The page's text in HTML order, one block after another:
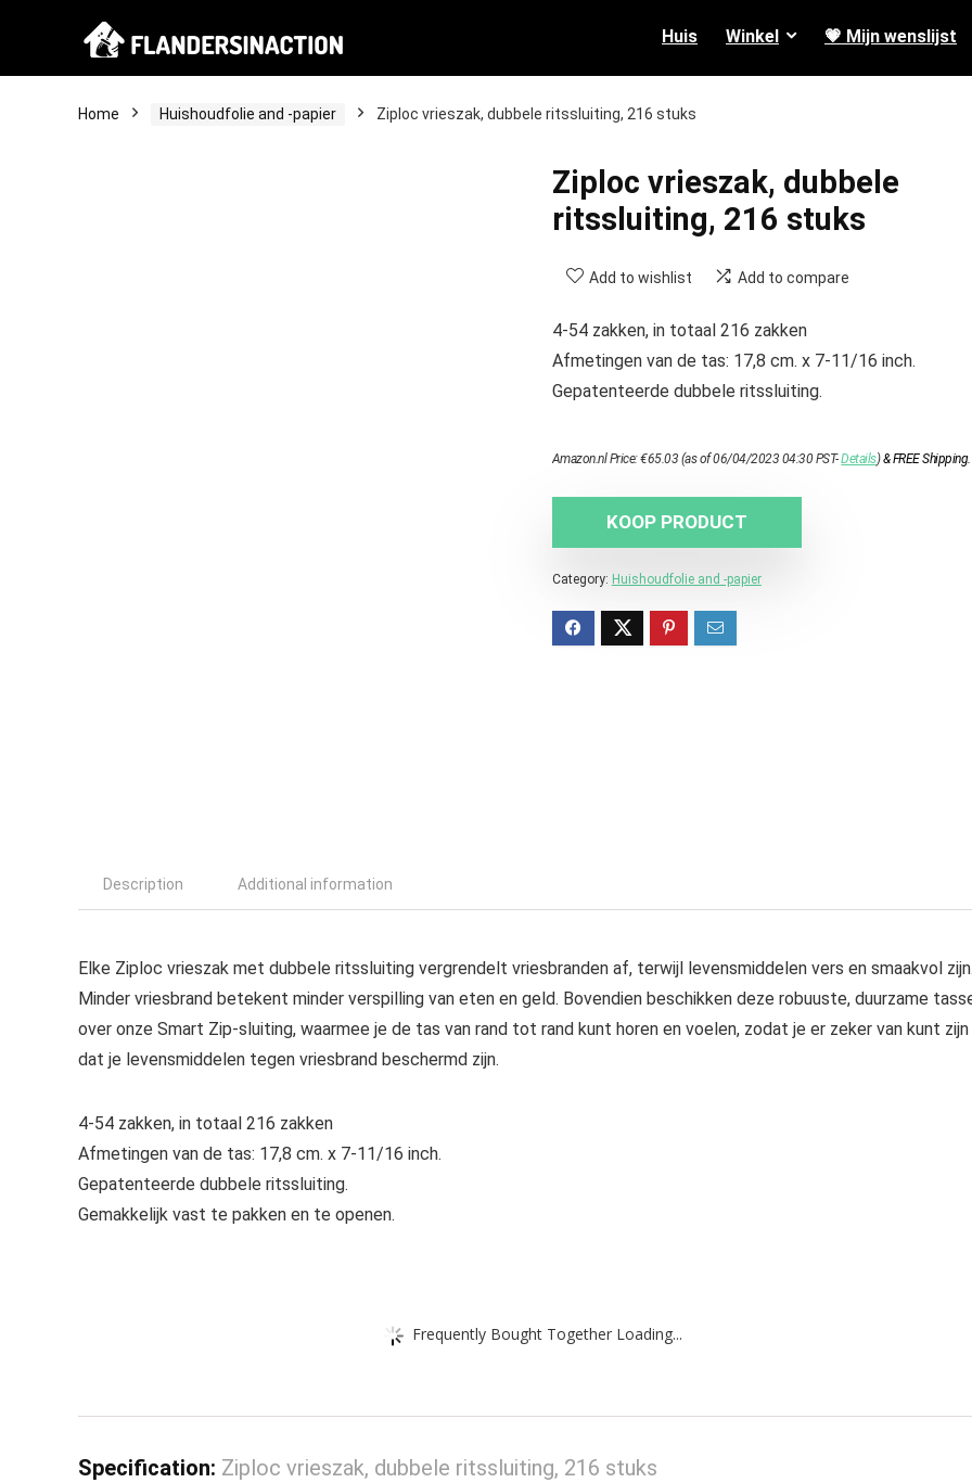
Huis Winkel 💗 Mijn wenslijst
Home Huishoudfolie and -papier Ziploc vrieszak, dubbele ritssluiting, 216 stuks
Ziploc vrieszak, dubbele
ritssluiting, 216 stuks
Add to wishlist Add to compare
4-54 zakken, in totaal 216 zakken
Afmetingen van de tas: 17,8 cm. x 7-11/16 inch.
Gepatenteerde dubbele ritssluiting.
Amazon.nl Price:€65.03 (as of 06/04/2023 04:30 PST-Details)&FREE Shipping.
KOOP PRODUCT
Category: Huishoudfolie and -papier
Description Additional information
Elke Ziploc vrieszak met dubbele ritssluiting vergrendelt vriesbranden af, terwijl levensmiddelen vers en smaakvol
Minder vriesbrand betekent minder verspilling van eten en geld. Bovendien beschikken deze robuuste, duurzame
over onze Smart Zip-sluiting, waarmee je de tas van rand tot rand kunt horen en voelen, zodat je er zeker van kunt zijn
dat je levensmiddelen tegen vriesbrand beschermd zijn.
4-54 zakken, in totaal 216 zakken
Afmetingen van de tas: 17,8 cm. x 7-11/16 inch.
Gepatenteerde dubbele ritssluiting.
Gemakkelijk vast te pakken en te openen.
Frequently Bought Together Loading...
Specification: Ziploc vrieszak, dubbele ritssluiting, 216 stuks